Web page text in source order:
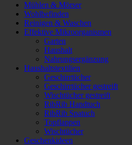
Mühlen & Mörser
Wohlbefinden
Reinigen & Waschen
Effektive Mikroorganismen
Garten
Haushalt
Nahrungsergänzung
Haushaltstextilien
Geschirrtücher
Geschirrtücher gestreift
Wischtücher gestreift
RibRib Handtuch
RibRib Spatuch
Topflappen
Wischtücher
Geschenkideen